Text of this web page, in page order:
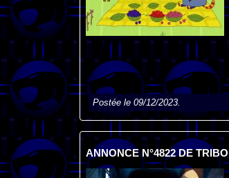
Postée le 09/12/2023.
ANNONCE N°4822 DE TRIBO